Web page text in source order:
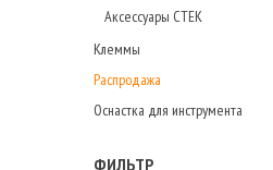
Аксессуары CTEK
Клеммы
Распродажа
Оснастка для инструмента
ФИЛЬТР